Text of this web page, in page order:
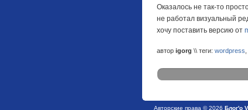
Оказалось не так-то
не работал визуальный
хочу поставить версию от
автор igorg \\ теги: wordpress
Авторские права © 2026 Блог'о